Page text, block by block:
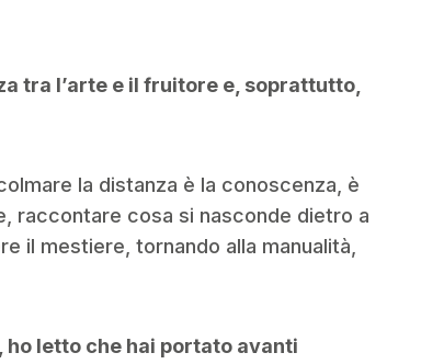
tra l’arte e il fruitore e, soprattutto,
la distanza è la conoscenza, è
raccontare cosa si nasconde dietro a
il mestiere, tornando alla manualità,
letto che hai portato avanti